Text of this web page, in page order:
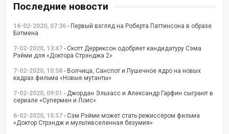
Последние новости
16-02-2020, 07:36 - Первый взгляд на Роберта Паттинсона в образе
Бэтмена
7-02-2020, 13:47 - Скотт Дерриксон одобряет кандидатуру Сэма
Рэйми для «Доктора Стрэнджа 2»
7-02-2020, 10:58 - Волчица, Санспот и Пушечное ядро на новых
кадрах фильма «Новые мутанты»
7-02-2020, 09:01 - Джордан Эльзасс и Александр Гарфин сыграют в
сериале «Супермен и Лоис»
6-02-2020, 10:57 - Сэм Рэйми может стать режиссёром фильма
«Доктор Стрэндж и мультивселенная безумия»